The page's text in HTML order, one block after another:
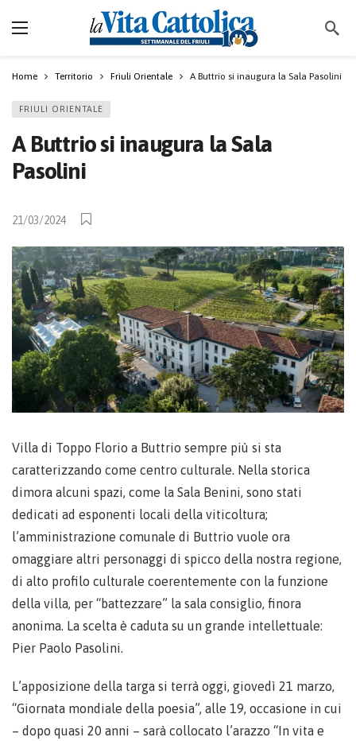
Home Territorio Friuli Orientale A Buttrio si inaugura la Sala Pasolini
FRIULI ORIENTALE
A Buttrio si inaugura la Sala
Pasolini
21/03/2024
Villa di Toppo Florio a Buttrio sempre più si sta
caratterizzando come centro culturale. Nella storica
dimora alcuni spazi, come la Sala Benini, sono stati
dedicati ad esponenti locali della viticoltura;
l’amministrazione comunale di Buttrio vuole ora
omaggiare altri personaggi di spicco della nostra regione,
di alto profilo culturale coerentemente con la funzione
della villa, per “battezzare” la sala consiglio, finora
anonima. La scelta è caduta su un grande intellettuale:
Pier Paolo Pasolini.
L’apposizione della targa si terrà oggi, giovedì 21 marzo,
“Giornata mondiale della poesia”, alle 19, occasione in cui
– dopo quasi 20 anni – sarà collocato l’arazzo “In vita e